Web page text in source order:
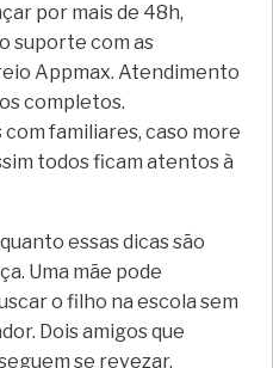
por mais de 48h,
suporte com as
Appmax. Atendimento
completos.
familiares, caso more
todos ficam atentos à
essas dicas são
Uma mãe pode
o filho na escola sem
Dois amigos que
se revezar,